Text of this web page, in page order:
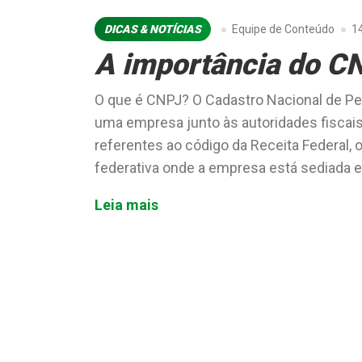
DICAS & NOTÍCIAS Equipe de Conteúdo
A importância do
O que é CNPJ? O Cadastro Nacional de
uma empresa junto às autoridades
referentes ao código da Receita
federativa onde a empresa está sediada
Leia mais